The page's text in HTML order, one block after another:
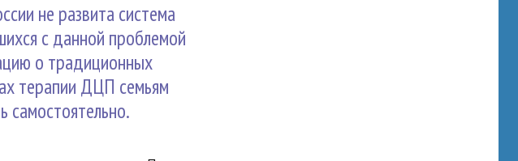
не развита система
с данной проблемой
о традиционных
терапии ДЦП семьям
самостоятельно.